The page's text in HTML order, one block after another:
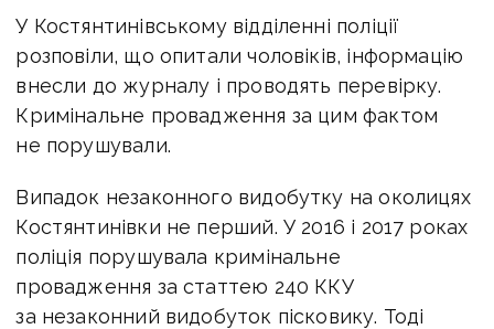
У Костянтинівському відділенні поліції
розповіли, що опитали чоловіків, інформацію
внесли до журналу і проводять перевірку.
Кримінальне провадження за цим фактом
не порушували.
Випадок незаконного видобутку на околицях
Костянтинівки не перший. У 2016 і 2017 роках
поліція порушувала кримінальне
провадження за статтею 240 ККУ
за незаконний видобуток пісковику. Тоді